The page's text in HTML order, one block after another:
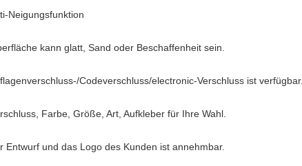
Neigungsfunktion
kann glatt, Sand oder Beschaffenheit sein.
Codeverschluss/electronic-Verschluss ist verfügbar.
Farbe, Größe, Art, Aufkleber für Ihre Wahl.
Entwurf und das Logo des Kunden ist annehmbar.